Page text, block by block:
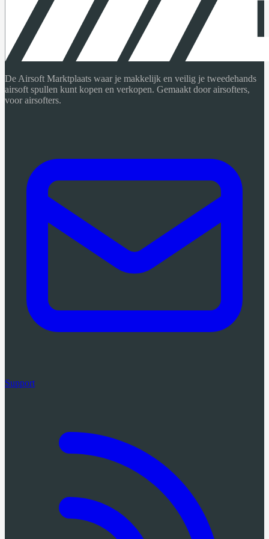
De Airsoft Marktplaats waar je makkelijk en veilig je tweedehands
airsoft spullen kunt kopen en verkopen. Gemaakt door airsofters,
voor airsofters.
Support